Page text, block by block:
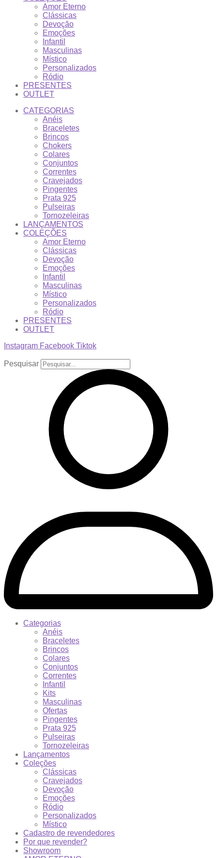
Amor Eterno
Clássicas
Devoção
Emoções
Infantil
Masculinas
Místico
Personalizados
Ródio
PRESENTES
OUTLET
CATEGORIAS
Anéis
Braceletes
Brincos
Chokers
Colares
Conjuntos
Correntes
Cravejados
Pingentes
Prata 925
Pulseiras
Tornozeleiras
LANÇAMENTOS
COLEÇÕES
Amor Eterno
Clássicas
Devoção
Emoções
Infantil
Masculinas
Místico
Personalizados
Ródio
PRESENTES
OUTLET
Instagram Facebook Tiktok
Pesquisar
Categorias
Anéis
Braceletes
Brincos
Colares
Conjuntos
Correntes
Infantil
Kits
Masculinas
Ofertas
Pingentes
Prata 925
Pulseiras
Tornozeleiras
Lançamentos
Coleções
Clássicas
Cravejados
Devoção
Emoções
Ródio
Personalizados
Místico
Cadastro de revendedores
Por que revender?
Showroom